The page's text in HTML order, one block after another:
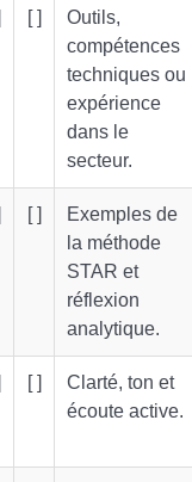
[ ]
Outils,
compétences
techniques ou
expérience
dans le
secteur.
[ ]
Exemples de
la méthode
STAR et
réflexion
analytique.
[ ]
Clarté, ton et
écoute active.